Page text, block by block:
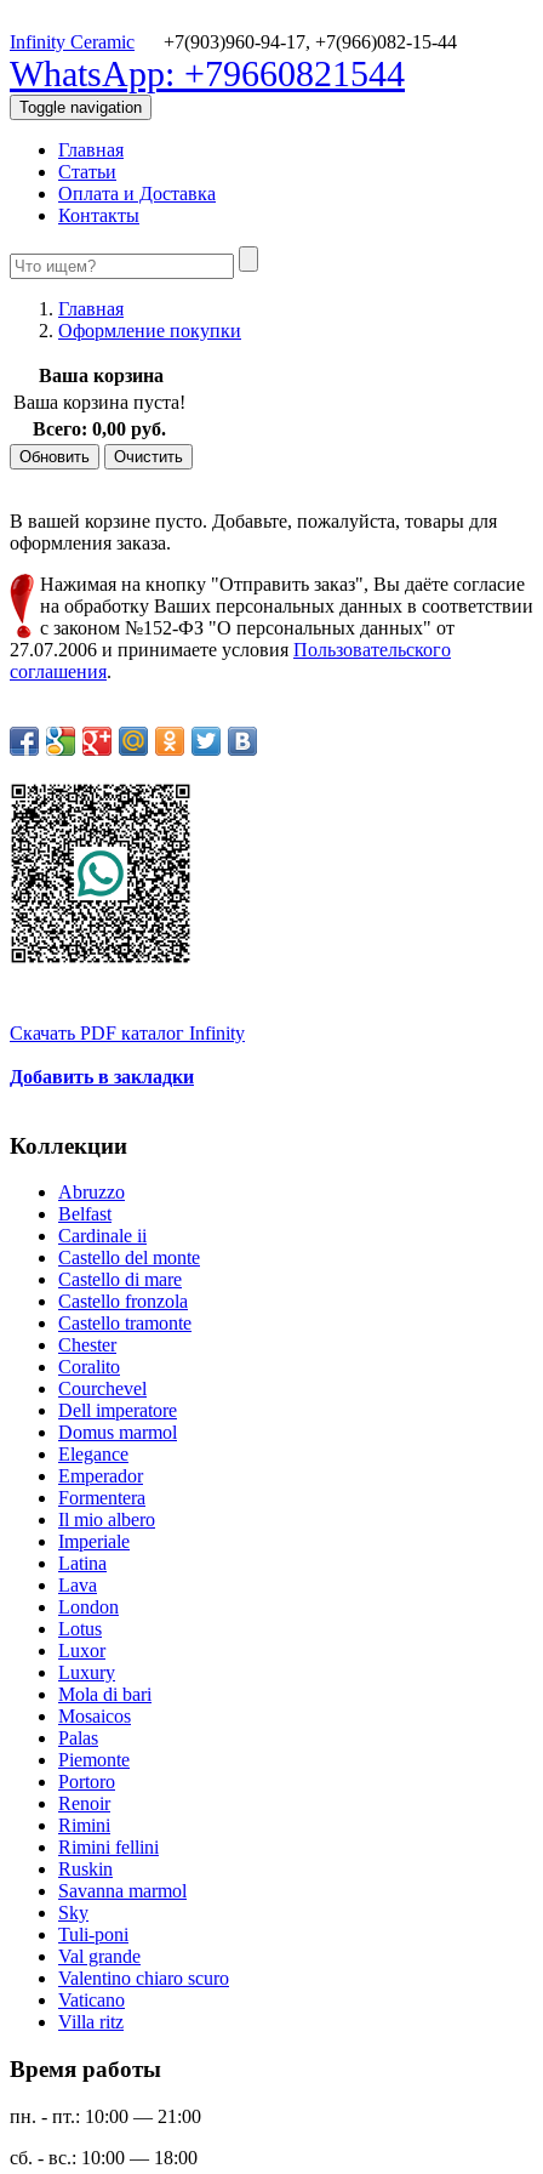
Infinity Ceramic +7(903)960-94-17, +7(966)082-15-44
WhatsApp: +79660821544
Toggle navigation
Главная
Статьи
Оплата и Доставка
Контакты
Главная
Оформление покупки
Ваша корзина
Ваша корзина пуста!
Всего: 0,00 руб.
В вашей корзине пусто. Добавьте, пожалуйста, товары для
оформления заказа.
Нажимая на кнопку "Отправить заказ", Вы даёте согласие
на обработку Ваших персональных данных в соответствии
с законом №152-ФЗ "О персональных данных" от
27.07.2006 и принимаете условия Пользовательского
соглашения.
Скачать PDF каталог Infinity
Добавить в закладки
Коллекции
Abruzzo
Belfast
Cardinale ii
Castello del monte
Castello di mare
Castello fronzola
Castello tramonte
Chester
Coralito
Courchevel
Dell imperatore
Domus marmol
Elegance
Emperador
Formentera
Il mio albero
Imperiale
Latina
Lava
London
Lotus
Luxor
Luxury
Mola di bari
Mosaicos
Palas
Piemonte
Portoro
Renoir
Rimini
Rimini fellini
Ruskin
Savanna marmol
Sky
Tuli-poni
Val grande
Valentino chiaro scuro
Vaticano
Villa ritz
Время работы
пн. - пт.: 10:00 — 21:00
сб. - вс.: 10:00 — 18:00